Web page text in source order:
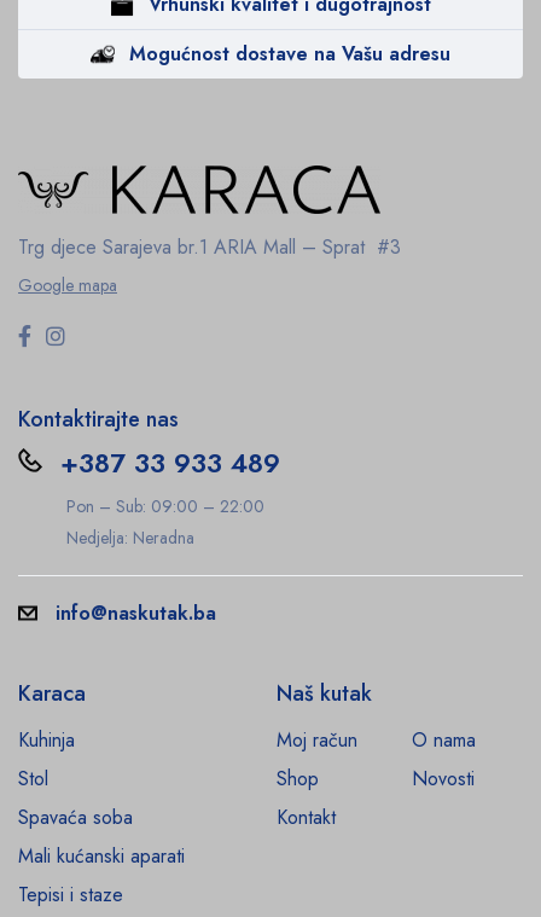
Mogućnost dostave na Vašu adresu
Trg djece Sarajeva br.1 ARIA Mall – Sprat #3
Google mapa
Kontaktirajte nas
+387 33 933 489
Pon – Sub: 09:00 – 22:00
Nedjelja: Neradna
info@naskutak.ba
Karaca
Kuhinja
Stol
Spavaća soba
Mali kućanski aparati
Tepisi i staze
Naš kutak
Moj račun
O nama
Shop
Novosti
Kontakt